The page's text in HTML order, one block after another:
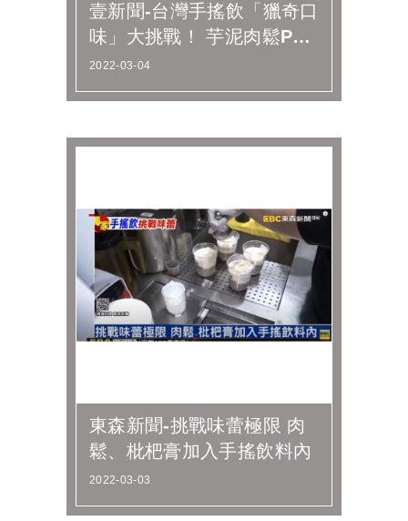
壹新聞-台灣手搖飲「獵奇口
味」大挑戰！ 芋泥肉鬆PK
香菜麻糬
2022-03-04
東森新聞-挑戰味蕾極限 肉
鬆、枇杷膏加入手搖飲料內
2022-03-03